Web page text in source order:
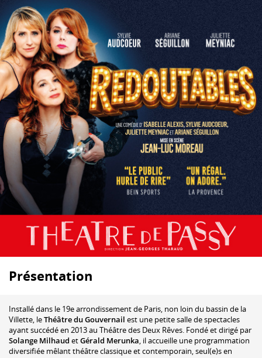
Présentation
Installé dans le 19e arrondissement de Paris, non loin du bassin de la
Villette, leThéâtre du Gouvernail est une petite salle de spectacles
ayant succédé en 2013 au Théâtre des Deux Rêves. Fondé et dirigé par
Solange Milhaud etGérald Merunka, il accueille une programmation
diversifiée mêlant théâtre classique et contemporain, seul(e)s en